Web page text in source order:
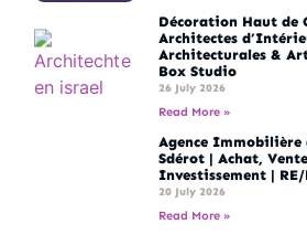
Décoration Haut de
Architectes
Architecturales &
Box Studio
26 July 2026
Read More »
Agence
Sdérot | Achat,
Investissement |
20 July 2026
Read More »